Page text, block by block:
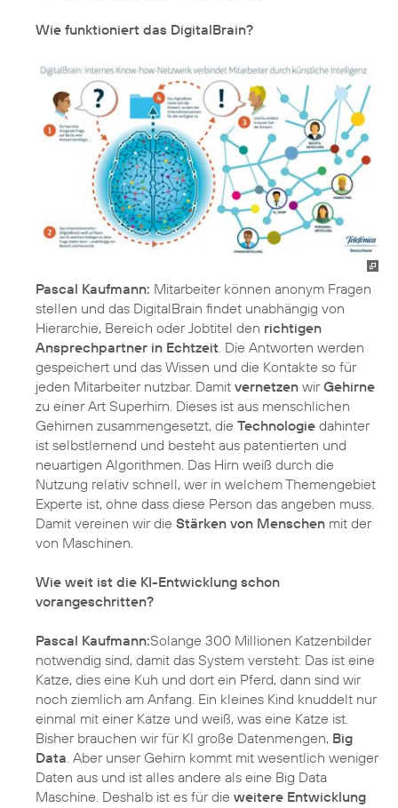
Wie funktioniert das DigitalBrain?
Pascal Kaufmann: Mitarbeiter können anonym Fragen
stellen und das DigitalBrain findet unabhängig von
Hierarchie, Bereich oder Jobtitel den richtigen
Ansprechpartner in Echtzeit. Die Antworten werden
gespeichert und das Wissen und die Kontakte so für
jeden Mitarbeiter nutzbar. Damit vernetzen wirGehirne
zu einer Art Superhirn. Dieses ist aus menschlichen
Gehirnen zusammengesetzt, die Technologie dahinter
ist selbstlernend und besteht aus patentierten und
neuartigen Algorithmen. Das Hirn weiß durch die
Nutzung relativ schnell, wer in welchem Themengebiet
Experte ist, ohne dass diese Person das angeben muss.
Damit vereinen wir die Stärken von Menschen mit der
von Maschinen.
Wie weit ist die KI-Entwicklung schon
vorangeschritten?
Pascal Kaufmann:Solange 300 Millionen Katzenbilder
notwendig sind, damit das System versteht: Das ist eine
Katze, dies eine Kuh und dort ein Pferd, dann sind wir
noch ziemlich am Anfang. Ein kleines Kind knuddelt nur
einmal mit einer Katze und weiß, was eine Katze ist.
Bisher brauchen wir für KI große Datenmengen, Big
Data. Aber unser Gehirn kommt mit wesentlich weniger
Daten aus und ist alles andere als eine Big Data
Maschine. Deshalb ist es für die weitere Entwicklung